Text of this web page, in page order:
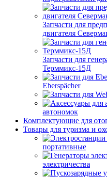
Запчасти для
двигателя
Запчасти для
Терммикс-15Д
Eberspächer
автономок
Комплектующие для
Товары для туризма и
портативные
электричества